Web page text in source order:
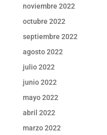
noviembre 2022
octubre 2022
septiembre 2022
agosto 2022
julio 2022
junio 2022
mayo 2022
abril 2022
marzo 2022